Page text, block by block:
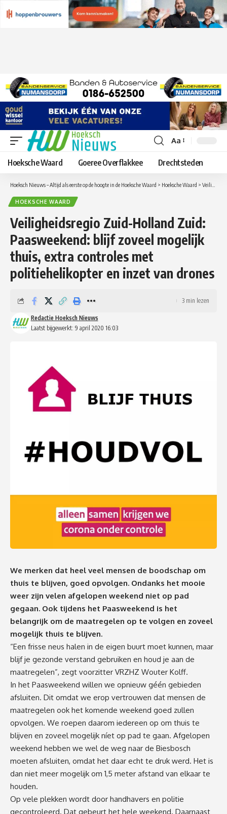
Lettergrootte
aanpassen
Aa
Hoeksche Waard Goeree Overflakkee Drechtsteden
Hoeksch Nieuws – Altijd als eerste op de hoogte in de Hoeksche Waard > Hoeksche Waard > Veiligheidsregio Zuid-Holland Zuid: Paasweekend: blijf zoveel mogelijk thuis, extra controles met politiehelikopter en inzet van drones
HOEKSCHE WAARD
Veiligheidsregio Zuid-Holland Zuid:
Paasweekend: blijf zoveel mogelijk
thuis, extra controles met
politiehelikopter en inzet van drones
Laatst bijgewerkt: 9 april 2020 16:03
Redactie Hoeksch Nieuws
3 min lezen
We merken dat heel veel mensen de boodschap om
thuis te blijven, goed opvolgen. Ondanks het mooie
weer zijn velen afgelopen weekend niet op pad
gegaan. Ook tijdens het Paasweekend is het
belangrijk om de maatregelen op te volgen en zoveel
mogelijk thuis te blijven.
“Een frisse neus halen in de eigen buurt moet kunnen, maar
blijf je gezonde verstand gebruiken en houd je aan de
maatregelen”, zegt voorzitter VRZHZ Wouter Kolff.
In het Paasweekend willen we opnieuw géén gebieden
afsluiten. Dit omdat we erop vertrouwen dat mensen de
maatregelen ook het komende weekend goed zullen
opvolgen. We roepen daarom iedereen op om thuis te
blijven en zoveel mogelijk níet op pad te gaan. Afgelopen
weekend hebben we wel de weg naar de Biesbosch
moeten afsluiten, omdat het daar echt te druk werd. Het is
dan niet meer mogelijk om 1,5 meter afstand van elkaar te
houden.
Op vele plekken wordt door handhavers en politie
gecontroleerd. Dat gebeurt het hele weekend. Daarnaast